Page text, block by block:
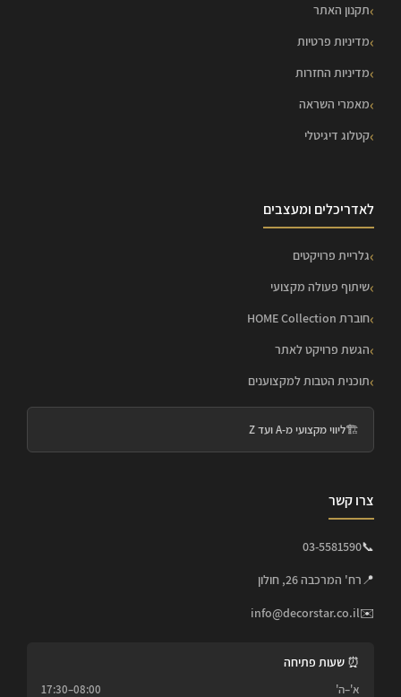
תקנון האתר
מדיניות פרטיות
מדיניות החזרות
מאמרי השראה
קטלוג דיגיטלי
לאדריכלים ומעצבים
גלריית פרויקטים
שיתוף פעולה מקצועי
חוברת HOME Collection
הגשת פרויקט לאתר
תוכנית הטבות למקצוענים
🏗️ליווי מקצועי מ-A ועד Z
צרו קשר
📞
03-5581590
📍 רח' המרכבה 26, חולון
✉️
info@decorstar.co.il
⏰ שעות פתיחה
א'–ה' 08:00–17:30